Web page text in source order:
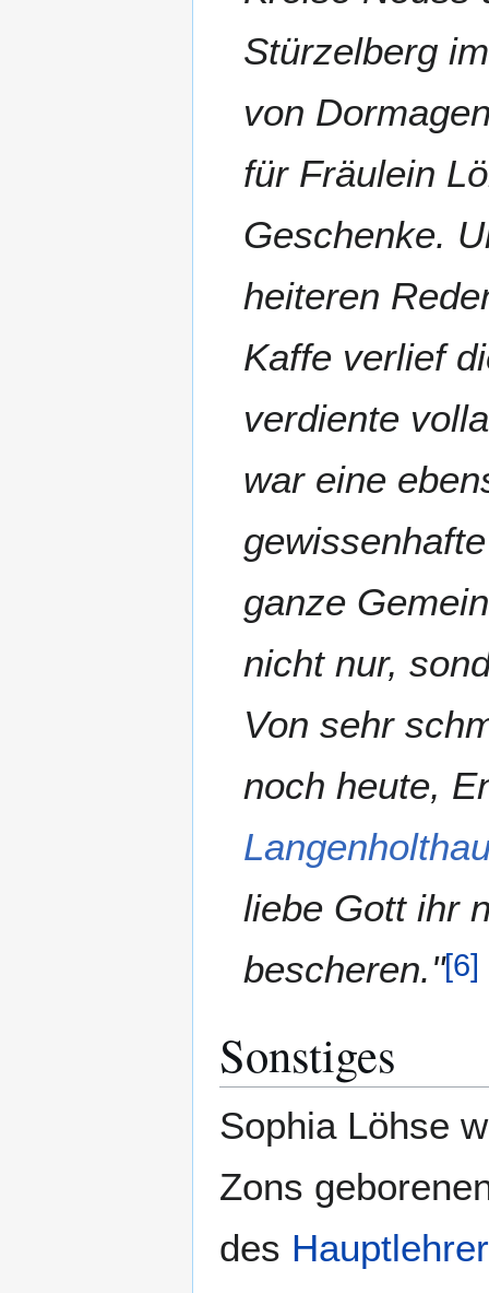
Stürzelberg
von
für Fräulein
Geschenke.
heiteren
Kaffe verlief
verdiente
war eine
ganze
nicht nur,
Von sehr
noch heute,
liebe Gott ihr
bescheren."[6]
Sonstiges
Sophia Löhse
Zons
des